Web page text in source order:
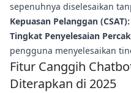
sepenuhnya diselesaikan
Kepuasan Pelanggan (CSAT):
Tingkat Penyelesaian
pengguna menyelesaikan
Fitur Canggih
Diterapkan di 2025